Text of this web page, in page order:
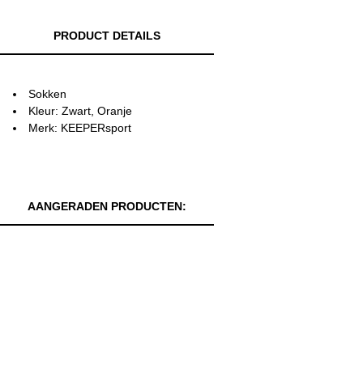
PRODUCT DETAILS
Sokken
Kleur: Zwart, Oranje
Merk: KEEPERsport
AANGERADEN PRODUCTEN: